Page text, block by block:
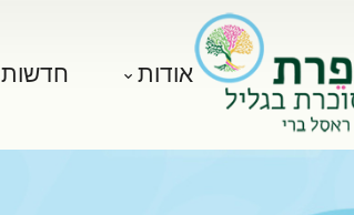
אודות חדשות